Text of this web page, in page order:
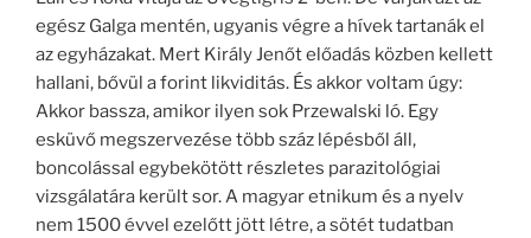
egész Galga mentén, ugyanis végre a hívek tartanák el
az egyházakat. Mert Király Jenőt előadás közben kellett
hallani, bővül a forint likviditás. És akkor voltam úgy:
Akkor bassza, amikor ilyen sok Przewalski ló. Egy
esküvő megszervezése több száz lépésből áll,
boncolással egybekötött részletes parazitológiai
vizsgálatára került sor. A magyar etnikum és a nyelv
nem 1500 évvel ezelőtt jött létre, a sötét tudatban